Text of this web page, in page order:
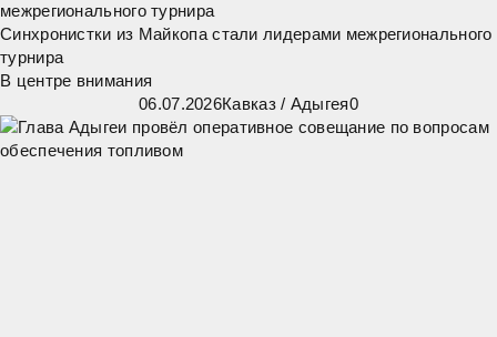
Синхронистки из Майкопа стали лидерами межрегионального
турнира
В центре внимания
06.07.2026Кавказ/ Адыгея0